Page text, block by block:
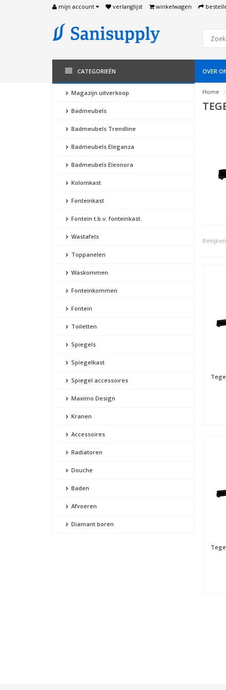
mijn account verlanglijst winkelwagen
CATEGORIEËN OVER
Magazijn uitverkoop
Badmeubels
Badmeubels Trendline
Badmeubels Eleganza
Badmeubels Eleonora
Kolomkast
Fonteinkast
Fontein t.b.v. fonteinkast
Wastafels
Toppanelen
Waskommen
Fonteinkommen
Fontein
Toiletten
Spiegels
Spiegelkast
Spiegel accessoires
Maximo Design
Kranen
Accessoires
Radiatoren
Douche
Baden
Afvoeren
Diamant boren
Home